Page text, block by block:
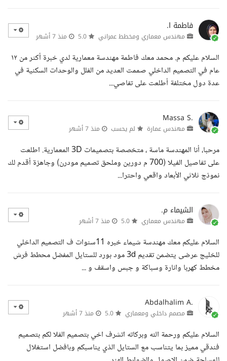
فاطمة ا.
مهندس معماري ومخطط عمراني منذ 7 أشهر
السلام عليكم م. محمد معك فاطمة مهندسة معمارية لدي خبرة أكثر من ١٢
عام في التصميم الداخلي صممت العديد من الفلل والوحدات السكنية في
عدة دول مختلفة أطلعت على تفاصي...
Massa S.
مهندس عمارة لم يحسب منذ 7 أشهر
مرحبا، أنا المهندسة ماسة ، متخصصة بتصميمات 3D المعمارية. اطلعت
على تفاصيل الفيلا (700 م دورين وملحق تصميم مودرن) وجاهزة أقدم لك
نموذج ثلاثي الأبعاد واقعي واحترا...
الشيماء م.
مهندس معماري منذ 7 أشهر
السلام عليكم معك مهندسة شيماء خبره 11سنوات ف التصميم الداخلي
للخليج عرضى يتضمن تقديم 3d مود بورد للستايل المفضل محطط فرش
مخطط كهربا وانارة وسباكة و جبس واسقف و ...
Abdalhalim A.
مصمم داخلي ومعماري منذ 7 أشهر
السلام عليكم ورحمة الله وبركاته اتشرف اخي بتصميم الفلا لكم بتصميم
فندقي مميز بما يتناسب مع الستايل الذي يناسبكم وبافضل استغلال